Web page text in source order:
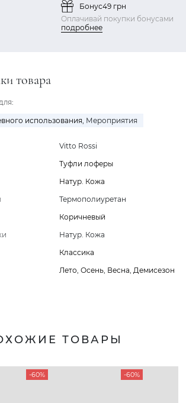
Бонус49 грн
Оплачивай покупки бонусами
подробнее
товара
использования, Мероприятия
Vitto Rossi
Туфли лоферы
Натур. Кожа
Термополиуретан
Коричневый
Натур. Кожа
Классика
Лето, Осень, Весна, Демисезон
ТОВАРЫ
-60% -60%